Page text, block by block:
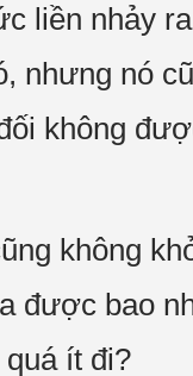
liền nhảy
nhưng nó
không
không
được bao
ít đi?